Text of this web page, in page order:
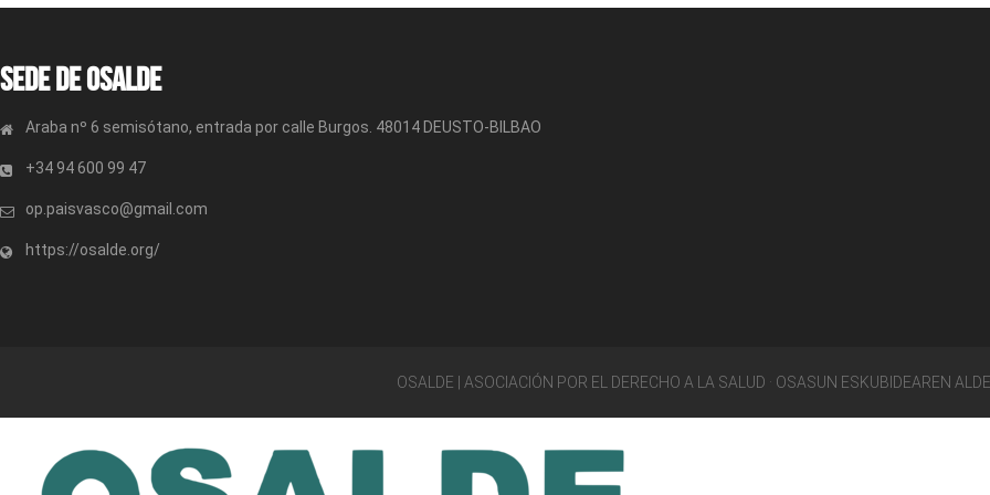
Sede de OSALDE
Araba nº 6 semisótano, entrada por calle Burgos. 48014 DEUSTO-BILBAO
+34 94 600 99 47
op.paisvasco@gmail.com
https://osalde.org/
OSALDE | ASOCIACIÓN POR EL DERECHO A LA SALUD · OSASUN ESKUBIDEAREN